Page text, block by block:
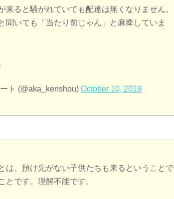
ると騒がれていても配達は無くなりません。
聞いても「当たり前じゃん」と麻痺していま
ト (@aka_kenshou)October 10, 2019
は、預け先がない子供たちも来るということで
です。理解不能です。